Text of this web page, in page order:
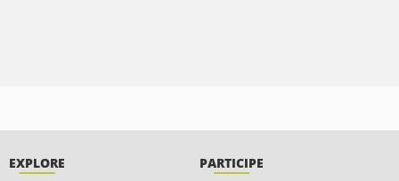
EXPLORE PARTICIPE